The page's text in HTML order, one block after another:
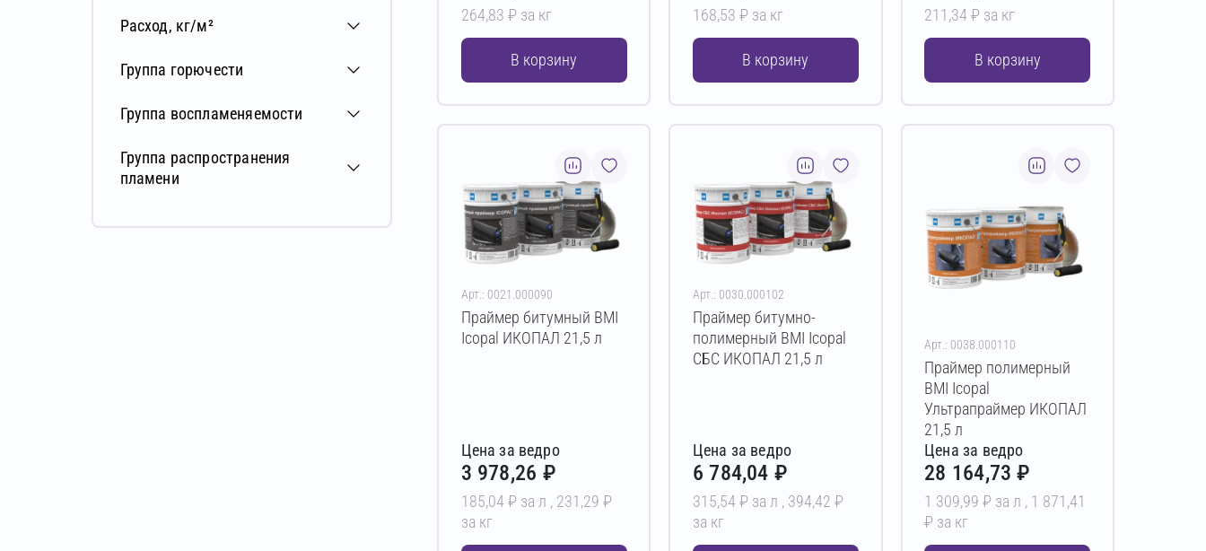
Расход, кг/м²
Группа горючести
Группа воспламеняемости
Группа распространения
пламени
264,83 ₽ за кг
В корзину
168,53 ₽ за кг
В корзину
211,34 ₽ за кг
В корзину
Арт.: 0021.000090
Праймер битумный BMI
Icopal ИКОПАЛ 21,5 л
Цена за ведро
3 978,26 ₽
185,04 ₽ за л , 231,29 ₽
за кг
Арт.: 0030.000102
Праймер битумно-
полимерный BMI Icopal
СБС ИКОПАЛ 21,5 л
Цена за ведро
6 784,04 ₽
315,54 ₽ за л , 394,42 ₽
за кг
Арт.: 0038.000110
Праймер полимерный
BMI Icopal
Ультрапраймер ИКОПАЛ
21,5 л
Цена за ведро
28 164,73 ₽
1 309,99 ₽ за л , 1 871,41
₽ за кг